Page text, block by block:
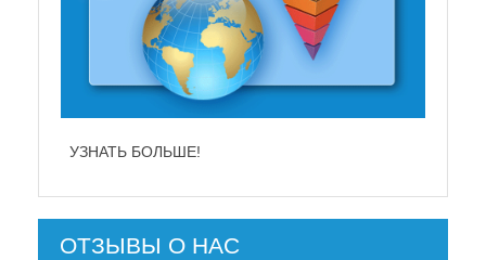
УЗНАТЬ БОЛЬШЕ!
ОТЗЫВЫ О НАС